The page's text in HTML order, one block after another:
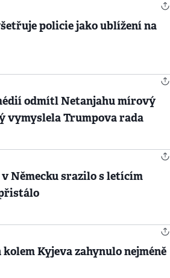
policie jako ublížení na
odmítl Netanjahu mírový
vymyslela Trumpova rada
Německu srazilo s letícím
Kyjeva zahynulo nejméně